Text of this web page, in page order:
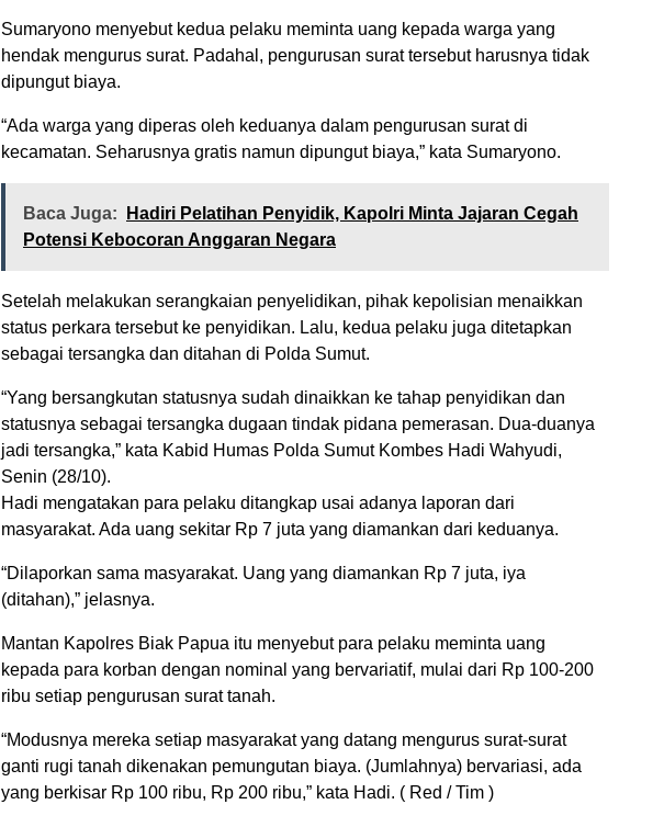
Sumaryono menyebut kedua pelaku meminta uang kepada warga yang
hendak mengurus surat. Padahal, pengurusan surat tersebut harusnya tidak
dipungut biaya.
“Ada warga yang diperas oleh keduanya dalam pengurusan surat di
kecamatan. Seharusnya gratis namun dipungut biaya,” kata Sumaryono.
Baca Juga:
Hadiri Pelatihan Penyidik, Kapolri Minta Jajaran Cegah
Potensi Kebocoran Anggaran Negara
Setelah melakukan serangkaian penyelidikan, pihak kepolisian menaikkan
status perkara tersebut ke penyidikan. Lalu, kedua pelaku juga ditetapkan
sebagai tersangka dan ditahan di Polda Sumut.
“Yang bersangkutan statusnya sudah dinaikkan ke tahap penyidikan dan
statusnya sebagai tersangka dugaan tindak pidana pemerasan. Dua-duanya
jadi tersangka,” kata Kabid Humas Polda Sumut Kombes Hadi Wahyudi,
Senin (28/10).
Hadi mengatakan para pelaku ditangkap usai adanya laporan dari
masyarakat. Ada uang sekitar Rp 7 juta yang diamankan dari keduanya.
“Dilaporkan sama masyarakat. Uang yang diamankan Rp 7 juta, iya
(ditahan),” jelasnya.
Mantan Kapolres Biak Papua itu menyebut para pelaku meminta uang
kepada para korban dengan nominal yang bervariatif, mulai dari Rp 100-200
ribu setiap pengurusan surat tanah.
“Modusnya mereka setiap masyarakat yang datang mengurus surat-surat
ganti rugi tanah dikenakan pemungutan biaya. (Jumlahnya) bervariasi, ada
yang berkisar Rp 100 ribu, Rp 200 ribu,” kata Hadi. ( Red / Tim )